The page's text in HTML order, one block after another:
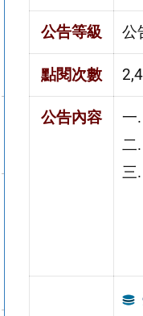
公告等級 公
點閱次數
公告內容
一
二
三